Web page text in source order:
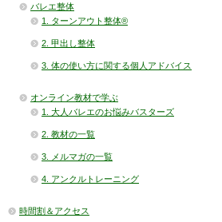
バレエ整体
1. ターンアウト整体®
2. 甲出し整体
3. 体の使い方に関する個人アドバイス
オンライン教材で学ぶ
1. 大人バレエのお悩みバスターズ
2. 教材の一覧
3. メルマガの一覧
4. アンクルトレーニング
時間割＆アクセス